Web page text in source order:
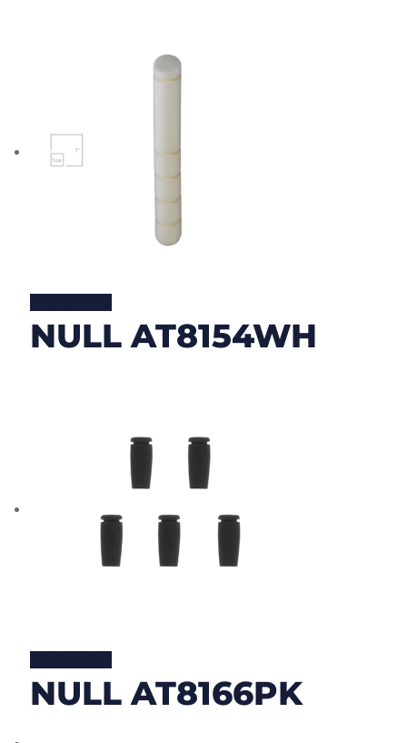
NULL AT8154WH
NULL AT8166PK